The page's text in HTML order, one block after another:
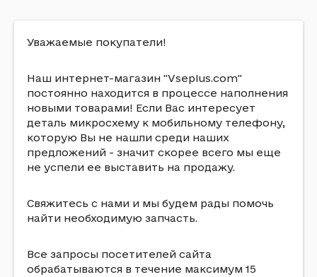
Уважаемые покупатели!
Наш интернет-магазин "Vseplus.com"
постоянно находится в процессе наполнения
новыми товарами! Если Вас интересует
деталь микросхему к мобильному телефону,
которую Вы не нашли среди наших
предложений - значит скорее всего мы еще
не успели ее выставить на продажу.
Свяжитесь с нами и мы будем рады помочь
найти необходимую запчасть.
Все запросы посетителей сайта
обрабатываются в течение максимум 15